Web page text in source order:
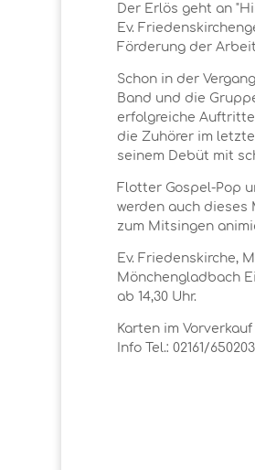
Der Erlös geht an
Ev.
Förderung der
Schon in der
Band und die
erfolgreiche
die Zuhörer im
seinem Debüt mit
Flotter Gospel-Pop
werden auch dieses
zum Mitsingen
Ev. Friedenskirche,
Mönchengladbach
ab 14,30 Uhr.
Karten im Vorverkauf
Info Tel.: 02161/